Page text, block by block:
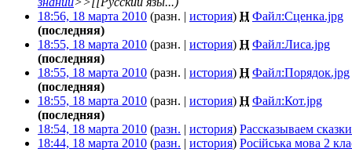
18:56, 18 марта 2010 (разн. | история) Н Файл:Сценка.jpg
(последняя)
18:55, 18 марта 2010 (разн. | история) Н Файл:Лиса.jpg
(последняя)
18:55, 18 марта 2010 (разн. | история) Н Файл:Порядок.jpg
(последняя)
18:55, 18 марта 2010 (разн. | история) Н Файл:Кот.jpg
(последняя)
18:54, 18 марта 2010 (разн. | история) Рассказываем сказки
18:44, 18 марта 2010 (разн. | история) Російська мова 2